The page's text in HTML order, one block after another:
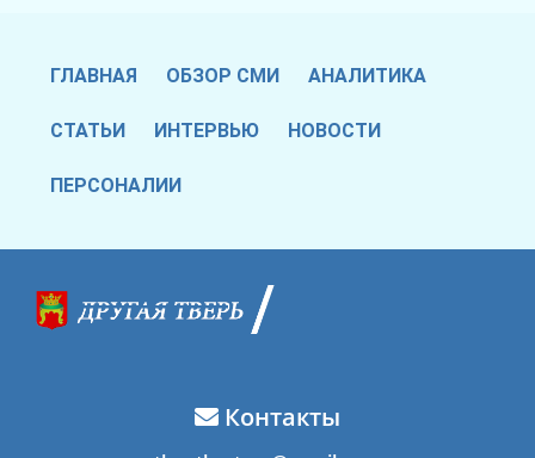
ГЛАВНАЯ ОБЗОР СМИ АНАЛИТИКА
СТАТЬИ ИНТЕРВЬЮ НОВОСТИ
ПЕРСОНАЛИИ
Контакты